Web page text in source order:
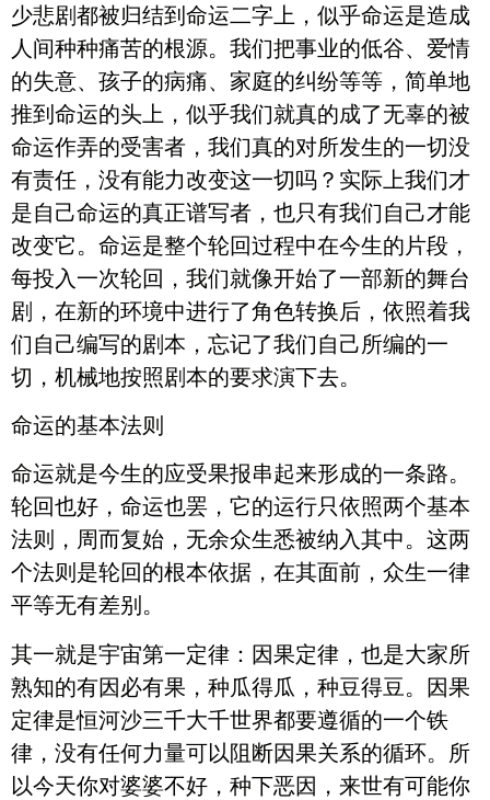
少悲剧都被归结到命运二字上，似乎命运是造成
人间种种痛苦的根源。我们把事业的低谷、爱情
的失意、孩子的病痛、家庭的纠纷等等，简单地
推到命运的头上，似乎我们就真的成了无辜的被
命运作弄的受害者，我们真的对所发生的一切没
有责任，没有能力改变这一切吗？实际上我们才
是自己命运的真正谱写者，也只有我们自己才能
改变它。命运是整个轮回过程中在今生的片段，
每投入一次轮回，我们就像开始了一部新的舞台
剧，在新的环境中进行了角色转换后，依照着我
们自己编写的剧本，忘记了我们自己所编的一
切，机械地按照剧本的要求演下去。
命运的基本法则
命运就是今生的应受果报串起来形成的一条路。
轮回也好，命运也罢，它的运行只依照两个基本
法则，周而复始，无余众生悉被纳入其中。这两
个法则是轮回的根本依据，在其面前，众生一律
平等无有差别。
其一就是宇宙第一定律：因果定律，也是大家所
熟知的有因必有果，种瓜得瓜，种豆得豆。因果
定律是恒河沙三千大千世界都要遵循的一个铁
律，没有任何力量可以阻断因果关系的循环。所
以今天你对婆婆不好，种下恶因，来世有可能你